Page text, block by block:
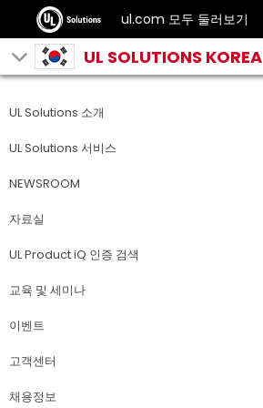
ul.com 모두 둘러보기
UL SOLUTIONS KOREA
UL Solutions 소개
UL Solutions 서비스
NEWSROOM
자료실
UL Product iQ 인증 검색
교육 및 세미나
이벤트
고객센터
채용정보